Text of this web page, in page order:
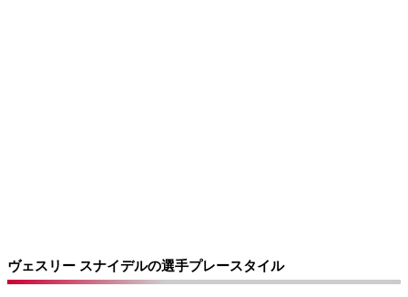
ヴェスリー スナイデルの選手プレースタイル